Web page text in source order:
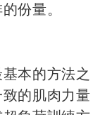
份量。
本的方法之
的肌肉力量